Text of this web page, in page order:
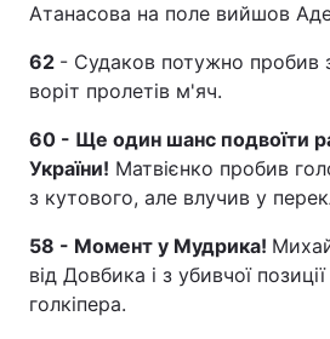
Атанасова на поле вийшов
62 - Судаков потужно пробив
воріт пролетів м'яч.
60 - Ще один шанс подвоїти
України! Матвієнко пробив
з кутового, але влучив у
58 - Момент у Мудрика!
від Довбика і з убивчої
голкіпера.